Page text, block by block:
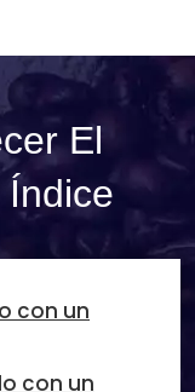
El
con un
con un